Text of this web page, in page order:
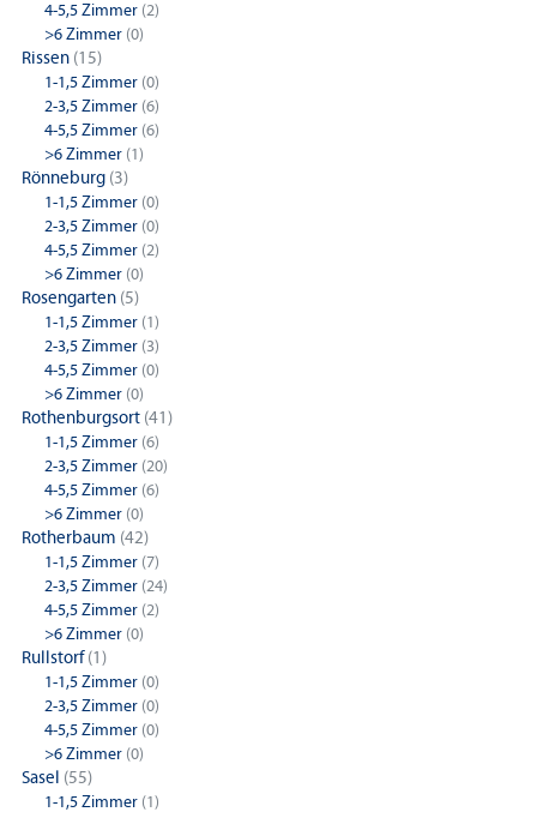
4-5,5 Zimmer (2)
>6 Zimmer (0)
Rissen (15)
1-1,5 Zimmer (0)
2-3,5 Zimmer (6)
4-5,5 Zimmer (6)
>6 Zimmer (1)
Rönneburg (3)
1-1,5 Zimmer (0)
2-3,5 Zimmer (0)
4-5,5 Zimmer (2)
>6 Zimmer (0)
Rosengarten (5)
1-1,5 Zimmer (1)
2-3,5 Zimmer (3)
4-5,5 Zimmer (0)
>6 Zimmer (0)
Rothenburgsort (41)
1-1,5 Zimmer (6)
2-3,5 Zimmer (20)
4-5,5 Zimmer (6)
>6 Zimmer (0)
Rotherbaum (42)
1-1,5 Zimmer (7)
2-3,5 Zimmer (24)
4-5,5 Zimmer (2)
>6 Zimmer (0)
Rullstorf(1)
1-1,5 Zimmer (0)
2-3,5 Zimmer (0)
4-5,5 Zimmer (0)
>6 Zimmer (0)
Sasel (55)
1-1,5 Zimmer (1)